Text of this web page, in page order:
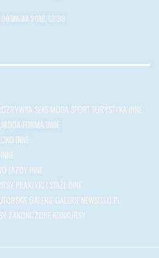
09 MAJAA 2016, 13:38
SEKSMODA SPORTTURYSTYKA INNE
FORMA INNE
INNE
INNE
JAZDY INNE
PRAKTYKI I STAŻEINNE
GALERIEGALERIE NEWSELLO.PL
ZAKOŃCZONE KONKURSY